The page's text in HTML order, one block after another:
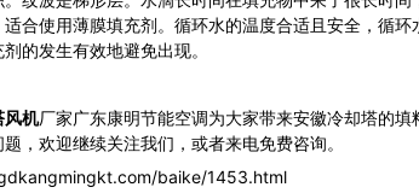
合使用薄膜填充剂。循环水的温度合适且安全，循
的发生有效地避免出现。
风机厂家广东康明节能空调为大家带来安徽冷却塔的
，欢迎继续关注我们，或者来电免费咨询。
baike/1453.html